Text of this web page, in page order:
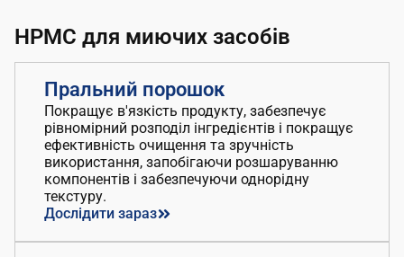
HPMC для миючих засобів
Пральний порошок
Покращує в'язкість продукту, забезпечує
рівномірний розподіл інгредієнтів і покращує
ефективність очищення та зручність
використання, запобігаючи розшаруванню
компонентів і забезпечуючи однорідну
текстуру.
Дослідити зараз